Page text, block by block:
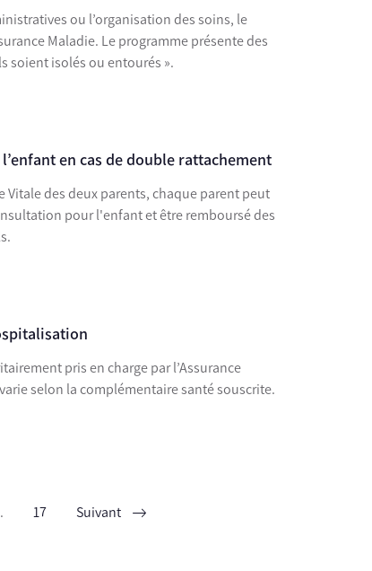
ou l’organisation des soins, le
Maladie. Le programme présente des
soient isolés ou entourés ».
en cas de double rattachement
Vitale des deux parents, chaque parent peut
pour l'enfant et être remboursé des
pris en charge par l’Assurance
selon la complémentaire santé souscrite.
17 Suivant